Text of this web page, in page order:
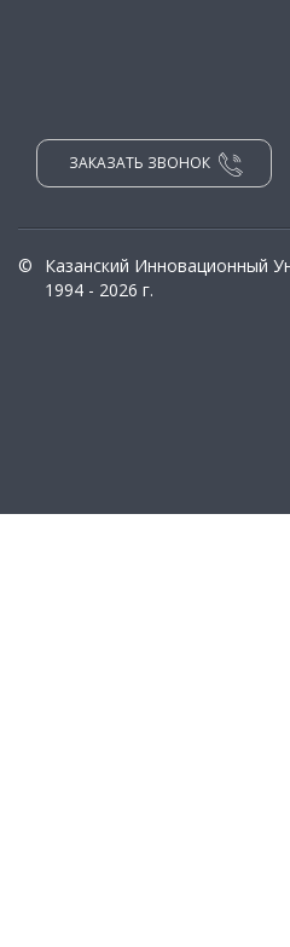
ЗАКАЗАТЬ ЗВОНОК
©
Казанский Инновационный
1994 - 2026 г.